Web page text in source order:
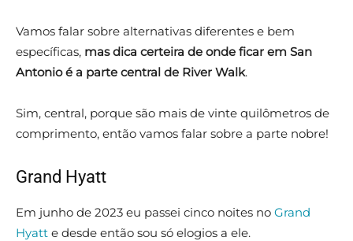
Vamos falar sobre alternativas diferentes e bem
específicas, mas dica certeira de onde ficar em San
Antonio é a parte central de River Walk.
Sim, central, porque são mais de vinte quilômetros de
comprimento, então vamos falar sobre a parte nobre!
Grand Hyatt
Em junho de 2023 eu passei cinco noites no Grand
Hyatt e desde então sou só elogios a ele.